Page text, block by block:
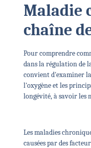
Maladie
chaîne
Pour comprendre
dans la régulation de
convient d'examiner
l'oxygène et les
longévité, à savoir les
Les maladies
causées par des